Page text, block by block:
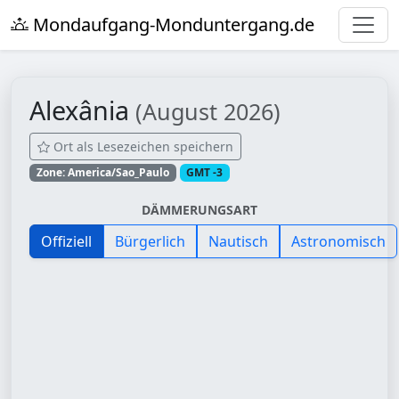
Mondaufgang-Monduntergang.de
Alexânia (August 2026)
Ort als Lesezeichen speichern
Zone: America/Sao_Paulo GMT -3
DÄMMERUNGSART
Offiziell Bürgerlich Nautisch Astronomisch